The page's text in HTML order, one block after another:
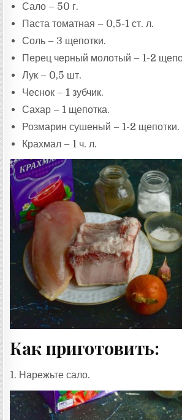
Сало – 50 г.
Паста томатная – 0,5-1 ст. л.
Соль – 3 щепотки.
Перец черный молотый – 1-2
Лук – 0,5 шт.
Чеснок – 1 зубчик.
Сахар – 1 щепотка.
Розмарин сушеный – 1-2 щепотки.
Крахмал – 1 ч. л.
Как приготовить:
1. Нарежьте сало.